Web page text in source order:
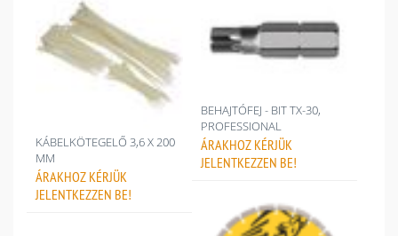
KÁBELKÖTEGELŐ 3,6 X 200
MM
ÁRAKHOZ KÉRJÜK
JELENTKEZZEN BE!
BEHAJTÓFEJ - BIT TX-30,
PROFESSIONAL
ÁRAKHOZ KÉRJÜK
JELENTKEZZEN BE!